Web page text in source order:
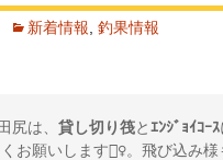
新着情報 釣果情報
尻は、 貸し切り筏とｴﾝｼﾞｮｲｺｰｽ
お願いします🙇‍♀️。飛び込み